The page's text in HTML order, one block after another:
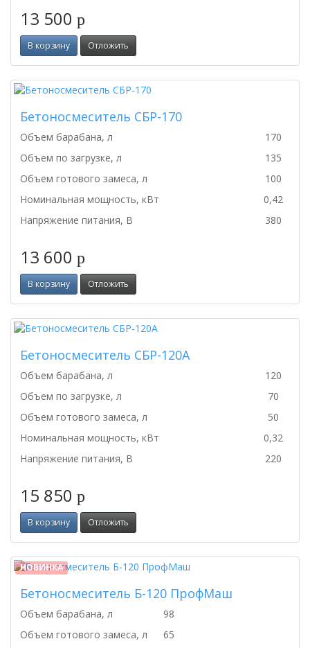
13 500 p
В корзину Отложить
Бетоносмеситель СБР-170
Объем барабана, л
170
Объем по загрузке, л
135
Объем готового замеса, л
100
Номинальная мощность, кВт
0,42
Напряжение питания, В
380
13 600 p
В корзину Отложить
Бетоносмеситель СБР-120А
Объем барабана, л
120
Объем по загрузке, л
70
Объем готового замеса, л
50
Номинальная мощность, кВт
0,32
Напряжение питания, В
220
15 850 p
В корзину Отложить
НОВИНКА
Бетоносмеситель Б-120 ПрофМаш
Объем барабана, л
98
Объем готового замеса, л
65